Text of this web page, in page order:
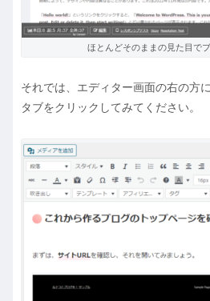
ほとんどそのままの見た目で
それでは、エディター画面の右の方
タブをクリックしてみてください。